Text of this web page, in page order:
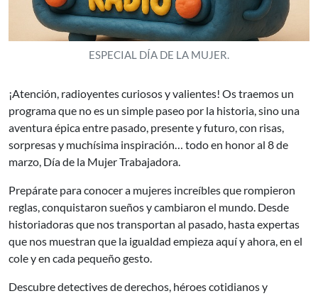
ESPECIAL DÍA DE LA MUJER.
¡Atención, radioyentes curiosos y valientes! Os traemos un
programa que no es un simple paseo por la historia, sino una
aventura épica entre pasado, presente y futuro, con risas,
sorpresas y muchísima inspiración… todo en honor al 8 de
marzo, Día de la Mujer Trabajadora.
Prepárate para conocer a mujeres increíbles que rompieron
reglas, conquistaron sueños y cambiaron el mundo. Desde
historiadoras que nos transportan al pasado, hasta expertas
que nos muestran que la igualdad empieza aquí y ahora, en el
cole y en cada pequeño gesto.
Descubre detectives de derechos, héroes cotidianos y